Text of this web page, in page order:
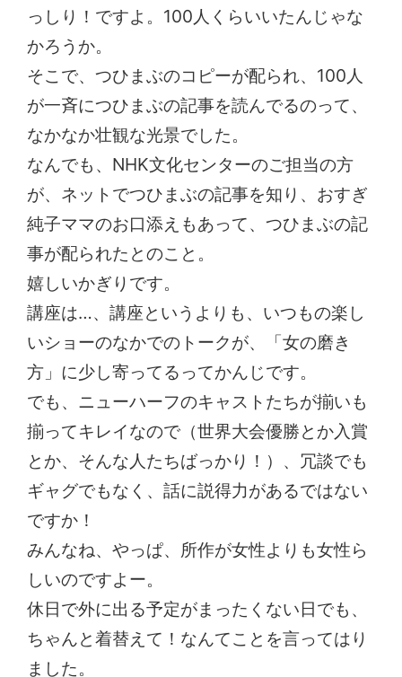
っしり！ですよ。100人くらいいたんじゃな
かろうか。
そこで、つひまぶのコピーが配られ、100人
が一斉につひまぶの記事を読んでるのって、
なかなか壮観な光景でした。
なんでも、NHK文化センターのご担当の方
が、ネットでつひまぶの記事を知り、おすぎ
純子ママのお口添えもあって、つひまぶの記
事が配られたとのこと。
嬉しいかぎりです。
講座は…、講座というよりも、いつもの楽し
いショーのなかでのトークが、「女の磨き
方」に少し寄ってるってかんじです。
でも、ニューハーフのキャストたちが揃いも
揃ってキレイなので（世界大会優勝とか入賞
とか、そんな人たちばっかり！）、冗談でも
ギャグでもなく、話に説得力があるではない
ですか！
みんなね、やっぱ、所作が女性よりも女性ら
しいのですよー。
休日で外に出る予定がまったくない日でも、
ちゃんと着替えて！なんてことを言ってはり
ました。